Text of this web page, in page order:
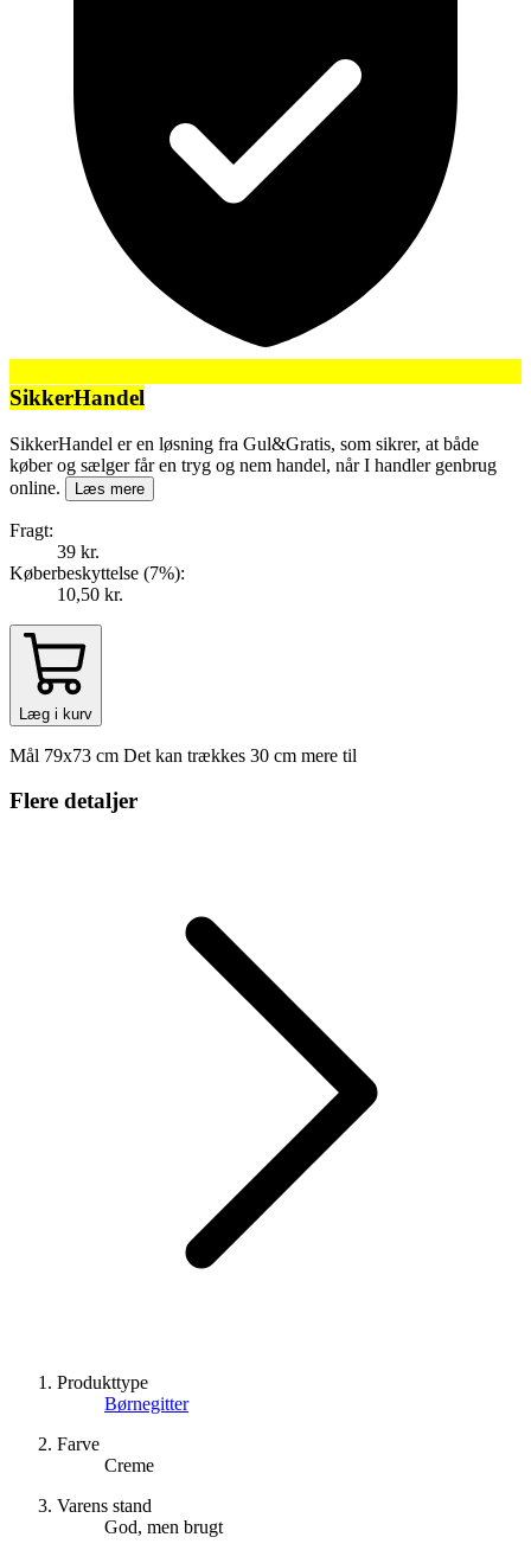
SikkerHandel
SikkerHandel er en løsning fra Gul&Gratis, som sikrer, at både
køber og sælger får en tryg og nem handel, når I handler genbrug
online.
Læs mere
Fragt:
39 kr.
Køberbeskyttelse (7%):
10,50 kr.
Læg i kurv
Mål 79x73 cm Det kan trækkes 30 cm mere til
Flere detaljer
Produkttype
Børnegitter
Farve
Creme
Varens stand
God, men brugt